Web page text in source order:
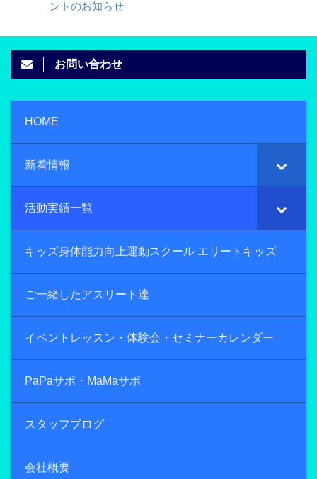
ントのお知らせ
お問い合わせ
HOME
新着情報
活動実績一覧
キッズ身体能力向上運動スクール エリートキッズ
ご一緒したアスリート達
イベントレッスン・体験会・セミナーカレンダー
PaPaサポ・MaMaサポ
スタッフブログ
会社概要